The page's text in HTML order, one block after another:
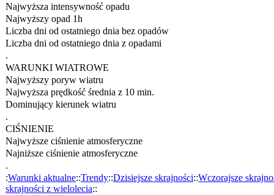
Najwyższa intensywność opadu
Najwyższy opad 1h
Liczba dni od ostatniego dnia bez opadów
Liczba dni od ostatniego dnia z opadami
.
WARUNKI WIATROWE
Najwyższy poryw wiatru
Najwyższa prędkość średnia z 10 min.
Dominujący kierunek wiatru
.
CIŚNIENIE
Najwyższe ciśnienie atmosferyczne
Najniższe ciśnienie atmosferyczne
.
:Warunki aktualne::Trendy::Dzisiejsze skrajności::Wczorajsze
skrajności z wielolecia::